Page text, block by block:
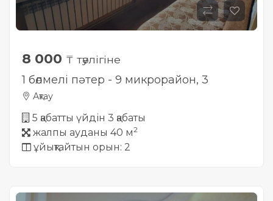
8 000 ₸ тәулігіне
1 бөлмелі пәтер - 9 микрорайон, 3
Ақтау
5 қабатты үйдін 3 қабаты
жалпы ауданы 40 м2
ұйықтайтын орын: 2